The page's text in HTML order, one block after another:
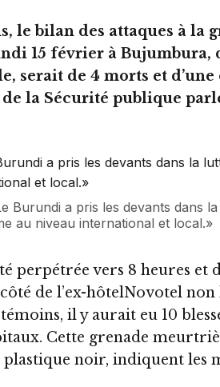
le bilan des attaques à la
15 février à Bujumbura,
serait de 4 morts et
la Sécurité publique
Burundi a pris les devants dans
au niveau international et local.»
perpétrée vers 8 heures et
de l’ex-hôtelNovotel
il y aurait eu 10
Cette grenade
plastique noir, indiquent les